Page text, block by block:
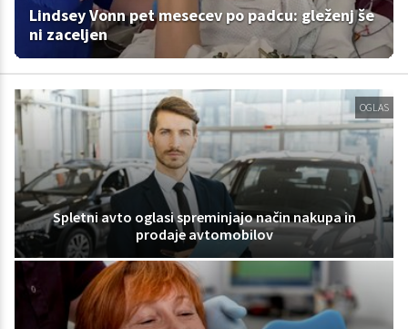
Lindsey Vonn pet mesecev po padcu: gleženj še
ni zaceljen
OGLAS
Spletni avto oglasi spreminjajo način nakupa in
prodaje avtomobilov